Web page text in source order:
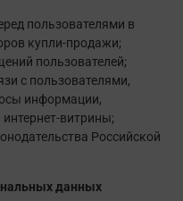
пользователями в
купли-продажи;
пользователей;
с пользователями,
информации,
витрины;
Российской
данных